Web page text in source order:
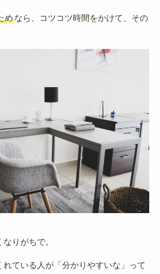
めなら、コツコツ時間をかけて、その
りがちで。
れている人が「分かりやすいな」って